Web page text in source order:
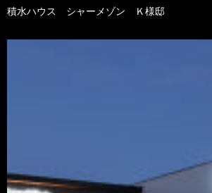
積水ハウス シャーメゾン Ｋ様邸